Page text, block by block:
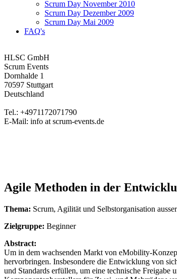
Scrum Day November 2010
Scrum Day Dezember 2009
Scrum Day Mai 2009
FAQ's
HLSC GmbH
Scrum Events
Dornhalde 1
70597 Stuttgart
Deutschland
Tel.: +4971172071790
E-Mail: info at scrum-events.de
Agile Methoden in der
Thema: Scrum, Agilität und Selbstorganisation
Zielgruppe: Beginner
Abstract:
Um in dem wachsenden Markt von eMobility-
hervorbringen. Insbesondere die Entwicklung von
und Standards erfüllen, um eine technische